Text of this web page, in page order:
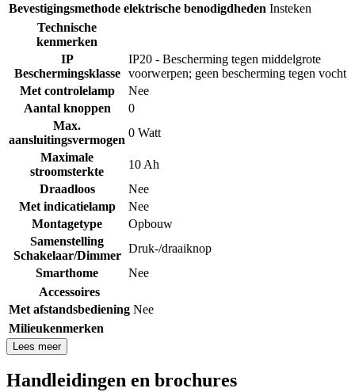
Bevestigingsmethode elektrische benodigdheden Insteken
Technische
kenmerken
IP
Beschermingsklasse
IP20 - Bescherming tegen middelgrote
voorwerpen; geen bescherming tegen vocht
Met controlelamp
Nee
Aantal knoppen
0
Max.
aansluitingsvermogen
0 Watt
Maximale
stroomsterkte
10 Ah
Draadloos
Nee
Met indicatielamp
Nee
Montagetype
Opbouw
Samenstelling
Schakelaar/Dimmer
Druk-/draaiknop
Smarthome
Nee
Accessoires
Met afstandsbediening Nee
Milieukenmerken
Lees meer
Handleidingen en brochures